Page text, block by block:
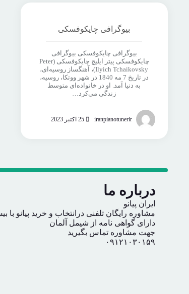
بیوگرافی چایکوفسکی
بیوگرافی چایکوفسکی بیوگرافی
چایکوفسکی پیتر ایلیچ چایکوفسکی (Peter
Ilyich Tchaikovsky)، آهنگساز روسیه‌ای،
در تاریخ 7 مه 1840 در شهر ووتکا، روسیه،
به دنیا آمد. او در خانواده‌ای متوسط
زندگی می‌کرد…
iranpianotunerir
درباره ما
ایران پیانو
مشاوره رایگان تلفنی درانتخاب و خرید پیانو
دارای گواهی نامه از شیمل آلمان
جهت مشاوره تماس بگیرید
۰۹۱۲۱۰۳۰۱۵۹